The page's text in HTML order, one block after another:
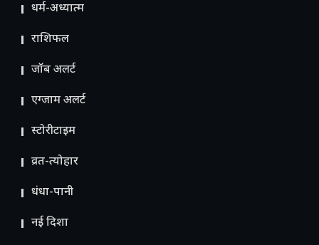
धर्म-अध्यात्म
राशिफल
जॉब अलर्ट
एग्जाम अलर्ट
स्टोरीटाइम
व्रत-त्योहार
धंधा-पानी
नई दिशा